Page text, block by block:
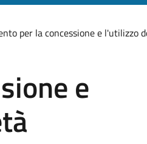
per la concessione e l'utilizzo
e